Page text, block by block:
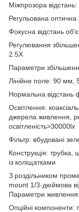
Міжпрозора
Регульована оптична
Фокусна відстань
Регулювання
2.5X
Параметри
Лінійне поле: 90
Нормальна відстань
Освітлення:
джерела живлення,
освітленість>30000lx
Фільтр: вбудовані
Конструкція: трубка,
із коліщатками
З роздільником
mount 1/3-дюймова
Параметри
Опційні компоненти: